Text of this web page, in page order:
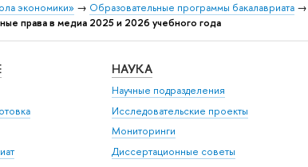
экономики» → Образовательные программы бакалавриата→
права в медиа 2025 и 2026 учебного года
НАУКА
Научные подразделения
Исследовательские проекты
Мониторинги
Диссертационные советы